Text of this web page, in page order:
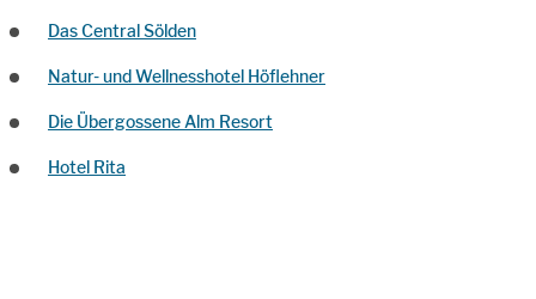
Das Central Sölden
Natur- und Wellnesshotel Höflehner
Die Übergossene Alm Resort
Hotel Rita